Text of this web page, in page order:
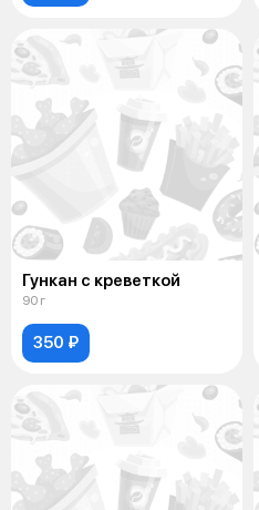
Гункан с креветкой
90 г
350 ₽